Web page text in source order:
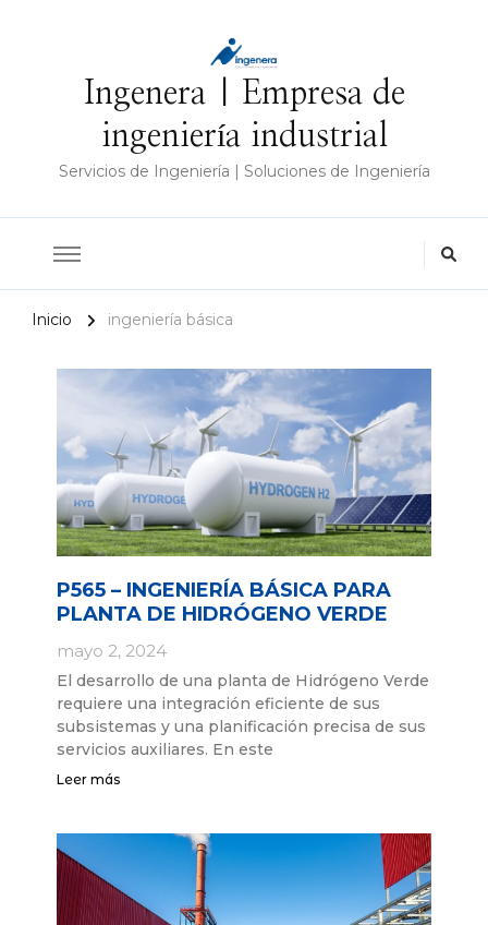
Ingenera | Empresa de
ingeniería industrial
Servicios de Ingeniería | Soluciones de Ingeniería
Inicio ingeniería básica
P565 – INGENIERÍA BÁSICA PARA
PLANTA DE HIDRÓGENO VERDE
mayo 2, 2024
El desarrollo de una planta de Hidrógeno Verde
requiere una integración eficiente de sus
subsistemas y una planificación precisa de sus
servicios auxiliares. En este
Leer más